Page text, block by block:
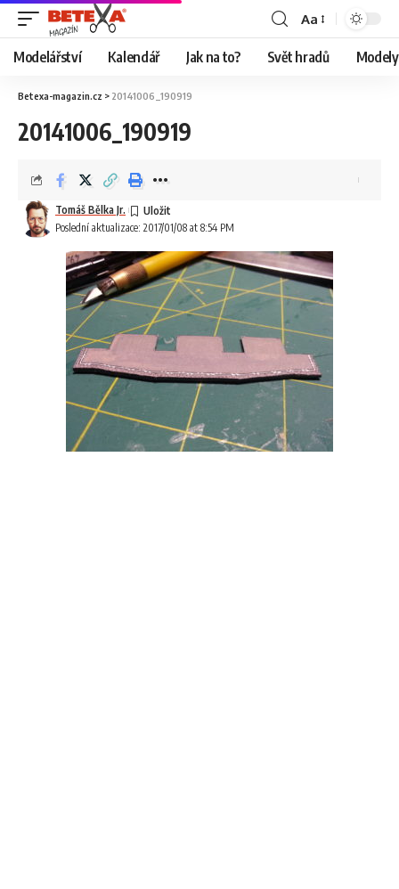
Aa
Modelářství Kalendář Jak na to? Svět hradů
Betexa-magazin.cz > 20141006_190919
20141006_190919
Poslední aktualizace: 2017/01/08 at 8:54 PM
Tomáš Bělka Jr.